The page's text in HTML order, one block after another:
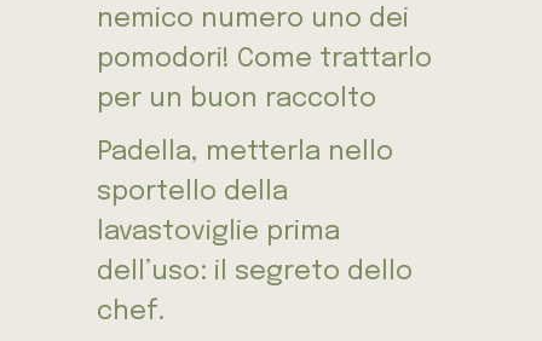
nemico numero uno dei
pomodori! Come trattarlo
per un buon raccolto
Padella, metterla nello
sportello della
lavastoviglie prima
dell’uso: il segreto dello
chef.